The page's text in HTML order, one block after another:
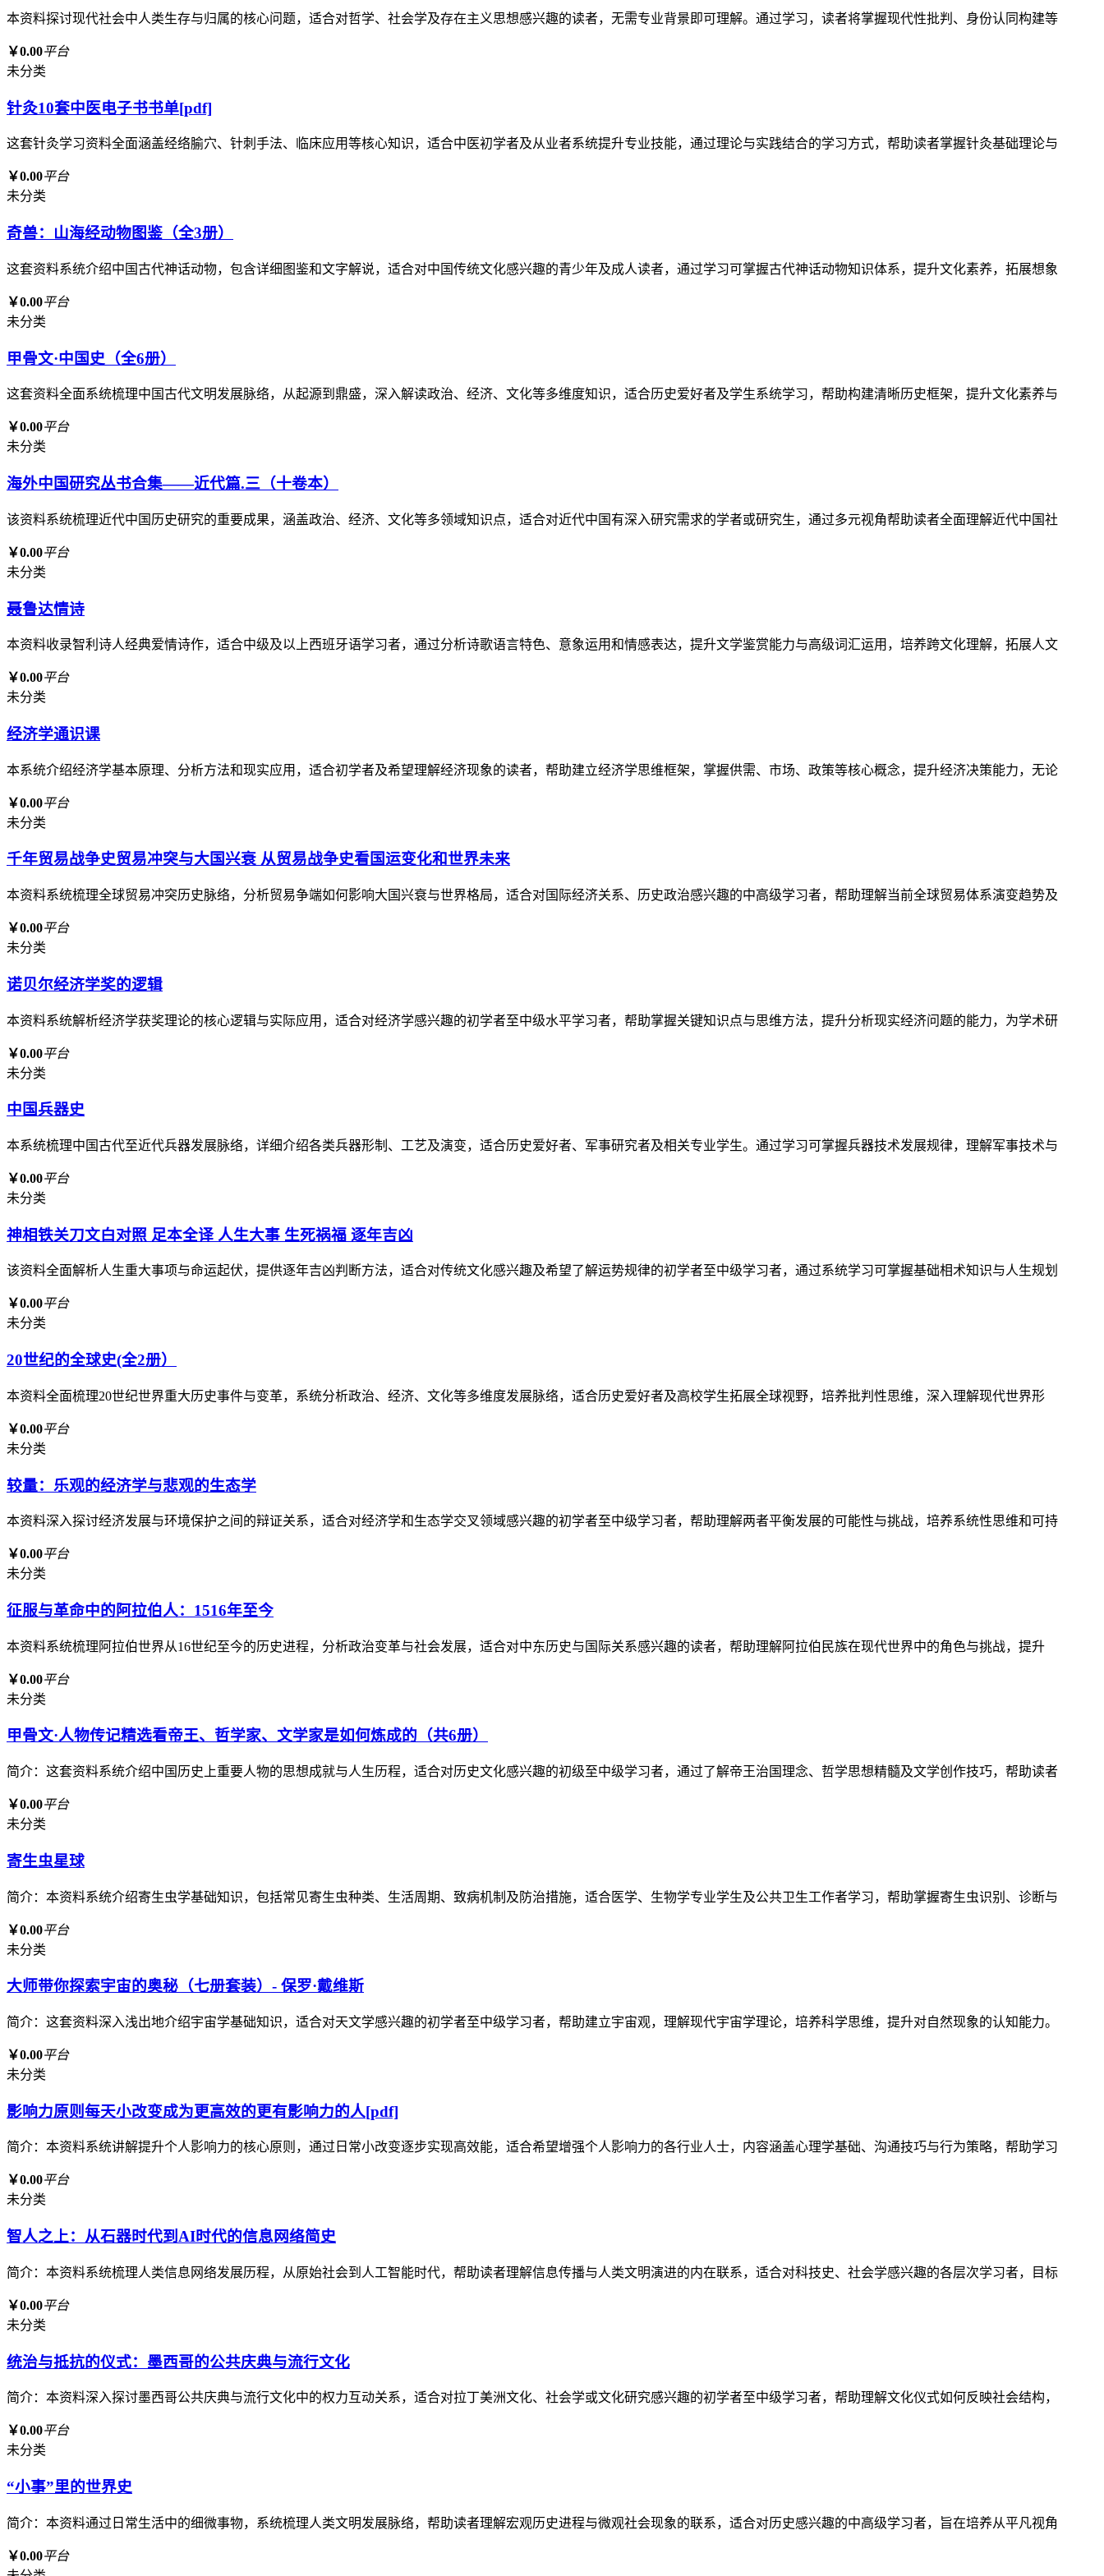
本资料探讨现代社会中人类生存与归属的核心问题，适合对哲学、社会学及存在主义思想感兴趣的读者，无需专业背景即可理解。通过学习，读者将掌握现代性批判、身份认同构建等
￥0.00平台
未分类
针灸10套中医电子书书单[pdf]
这套针灸学习资料全面涵盖经络腧穴、针刺手法、临床应用等核心知识，适合中医初学者及从业者系统提升专业技能，通过理论与实践结合的学习方式，帮助读者掌握针灸基础理论与
￥0.00平台
未分类
奇兽：山海经动物图鉴（全3册）
这套资料系统介绍中国古代神话动物，包含详细图鉴和文字解说，适合对中国传统文化感兴趣的青少年及成人读者，通过学习可掌握古代神话动物知识体系，提升文化素养，拓展想象
￥0.00平台
未分类
甲骨文·中国史（全6册）
这套资料全面系统梳理中国古代文明发展脉络，从起源到鼎盛，深入解读政治、经济、文化等多维度知识，适合历史爱好者及学生系统学习，帮助构建清晰历史框架，提升文化素养与
￥0.00平台
未分类
海外中国研究丛书合集——近代篇.三（十卷本）
该资料系统梳理近代中国历史研究的重要成果，涵盖政治、经济、文化等多领域知识点，适合对近代中国有深入研究需求的学者或研究生，通过多元视角帮助读者全面理解近代中国社
￥0.00平台
未分类
聂鲁达情诗
本资料收录智利诗人经典爱情诗作，适合中级及以上西班牙语学习者，通过分析诗歌语言特色、意象运用和情感表达，提升文学鉴赏能力与高级词汇运用，培养跨文化理解，拓展人文
￥0.00平台
未分类
经济学通识课
本系统介绍经济学基本原理、分析方法和现实应用，适合初学者及希望理解经济现象的读者，帮助建立经济学思维框架，掌握供需、市场、政策等核心概念，提升经济决策能力，无论
￥0.00平台
未分类
千年贸易战争史贸易冲突与大国兴衰 从贸易战争史看国运变化和世界未来
本资料系统梳理全球贸易冲突历史脉络，分析贸易争端如何影响大国兴衰与世界格局，适合对国际经济关系、历史政治感兴趣的中高级学习者，帮助理解当前全球贸易体系演变趋势及
￥0.00平台
未分类
诺贝尔经济学奖的逻辑
本资料系统解析经济学获奖理论的核心逻辑与实际应用，适合对经济学感兴趣的初学者至中级水平学习者，帮助掌握关键知识点与思维方法，提升分析现实经济问题的能力，为学术研
￥0.00平台
未分类
中国兵器史
本系统梳理中国古代至近代兵器发展脉络，详细介绍各类兵器形制、工艺及演变，适合历史爱好者、军事研究者及相关专业学生。通过学习可掌握兵器技术发展规律，理解军事技术与
￥0.00平台
未分类
神相铁关刀文白对照 足本全译 人生大事 生死祸福 逐年吉凶
该资料全面解析人生重大事项与命运起伏，提供逐年吉凶判断方法，适合对传统文化感兴趣及希望了解运势规律的初学者至中级学习者，通过系统学习可掌握基础相术知识与人生规划
￥0.00平台
未分类
20世纪的全球史(全2册）
本资料全面梳理20世纪世界重大历史事件与变革，系统分析政治、经济、文化等多维度发展脉络，适合历史爱好者及高校学生拓展全球视野，培养批判性思维，深入理解现代世界形
￥0.00平台
未分类
较量：乐观的经济学与悲观的生态学
本资料深入探讨经济发展与环境保护之间的辩证关系，适合对经济学和生态学交叉领域感兴趣的初学者至中级学习者，帮助理解两者平衡发展的可能性与挑战，培养系统性思维和可持
￥0.00平台
未分类
征服与革命中的阿拉伯人：1516年至今
本资料系统梳理阿拉伯世界从16世纪至今的历史进程，分析政治变革与社会发展，适合对中东历史与国际关系感兴趣的读者，帮助理解阿拉伯民族在现代世界中的角色与挑战，提升
￥0.00平台
未分类
甲骨文·人物传记精选看帝王、哲学家、文学家是如何炼成的（共6册）
简介：这套资料系统介绍中国历史上重要人物的思想成就与人生历程，适合对历史文化感兴趣的初级至中级学习者，通过了解帝王治国理念、哲学思想精髓及文学创作技巧，帮助读者
￥0.00平台
未分类
寄生虫星球
简介：本资料系统介绍寄生虫学基础知识，包括常见寄生虫种类、生活周期、致病机制及防治措施，适合医学、生物学专业学生及公共卫生工作者学习，帮助掌握寄生虫识别、诊断与
￥0.00平台
未分类
大师带你探索宇宙的奥秘（七册套装）- 保罗·戴维斯
简介：这套资料深入浅出地介绍宇宙学基础知识，适合对天文学感兴趣的初学者至中级学习者，帮助建立宇宙观，理解现代宇宙学理论，培养科学思维，提升对自然现象的认知能力。
￥0.00平台
未分类
影响力原则每天小改变成为更高效的更有影响力的人[pdf]
简介：本资料系统讲解提升个人影响力的核心原则，通过日常小改变逐步实现高效能，适合希望增强个人影响力的各行业人士，内容涵盖心理学基础、沟通技巧与行为策略，帮助学习
￥0.00平台
未分类
智人之上：从石器时代到AI时代的信息网络简史
简介：本资料系统梳理人类信息网络发展历程，从原始社会到人工智能时代，帮助读者理解信息传播与人类文明演进的内在联系，适合对科技史、社会学感兴趣的各层次学习者，目标
￥0.00平台
未分类
统治与抵抗的仪式：墨西哥的公共庆典与流行文化
简介：本资料深入探讨墨西哥公共庆典与流行文化中的权力互动关系，适合对拉丁美洲文化、社会学或文化研究感兴趣的初学者至中级学习者，帮助理解文化仪式如何反映社会结构，
￥0.00平台
未分类
“小事”里的世界史
简介：本资料通过日常生活中的细微事物，系统梳理人类文明发展脉络，帮助读者理解宏观历史进程与微观社会现象的联系，适合对历史感兴趣的中高级学习者，旨在培养从平凡视角
￥0.00平台